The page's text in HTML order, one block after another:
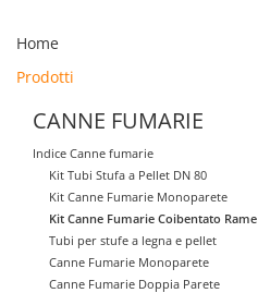
Home
Prodotti
CANNE FUMARIE
Indice Canne fumarie
Kit Tubi Stufa a Pellet DN 80
Kit Canne Fumarie Monoparete
Kit Canne Fumarie Coibentato Rame
Tubi per stufe a legna e pellet
Canne Fumarie Monoparete
Canne Fumarie Doppia Parete